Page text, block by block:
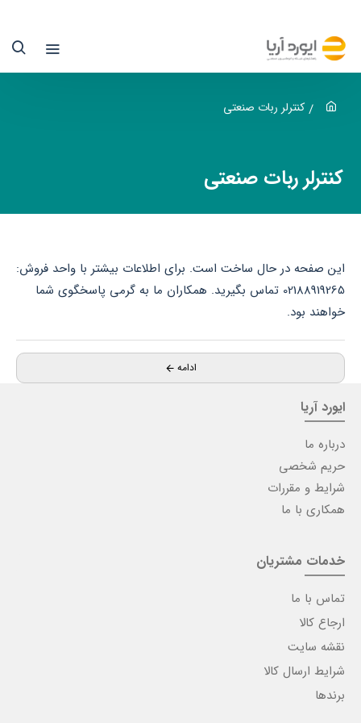
ربات
صنعتی
نکسکام
ایوردآریا
نماینده
در
ایران
کنترلر ربات صنعتی
کنترلر ربات صنعتی
این صفحه در حال ساخت است. برای اطلاعات بیشتر با واحد فروش:
02188919265 تماس بگیرید. همکاران ما به گرمی پاسخگوی شما
خواهند بود.
ادامه
ایورد آریا
درباره ما
حریم شخصی
شرایط و مقررات
همکاری با ما
خدمات مشتریان
تماس با ما
ارجاع کالا
نقشه سایت
شرایط ارسال کالا
برندها